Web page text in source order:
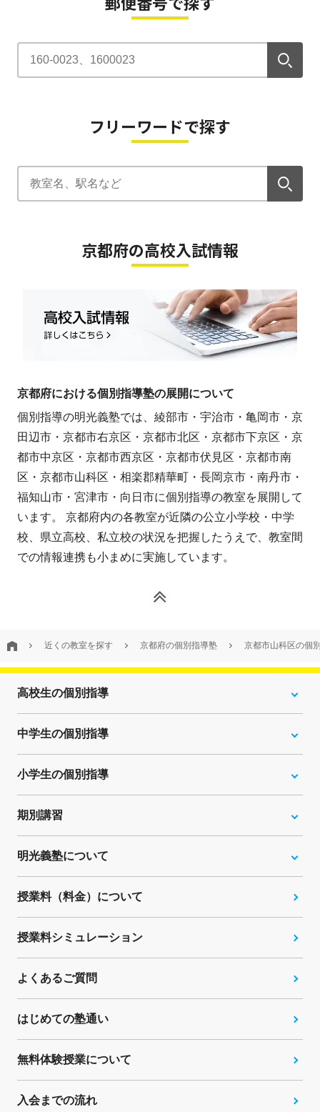
フリーワードで探す
京都府の高校入試情報
京都府における個別指導塾の展開について
個別指導の明光義塾では、綾部市・宇治市・亀岡市・京
田辺市・京都市右京区・京都市北区・京都市下京区・京
都市中京区・京都市西京区・京都市伏見区・京都市南
区・京都市山科区・相楽郡精華町・長岡京市・南丹市・
福知山市・宮津市・向日市に個別指導の教室を展開して
います。 京都府内の各教室が近隣の公立小学校・中学
校、県立高校、私立校の状況を把握したうえで、教室間
での情報連携も小まめに実施しています。
近くの教室を探す 京都府の個別指導塾 京都市山科区の個
高校生の個別指導
中学生の個別指導
小学生の個別指導
期別講習
明光義塾について
授業料（料金）について
授業料シミュレーション
よくあるご質問
はじめての塾通い
無料体験授業について
入会までの流れ